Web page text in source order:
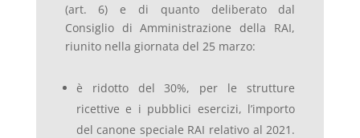
(art. 6) e di quanto deliberato dal
Consiglio di Amministrazione della RAI,
riunito nella giornata del 25 marzo:
è ridotto del 30%, per le strutture
ricettive e i pubblici esercizi, l’importo
del canone speciale RAI relativo al 2021.